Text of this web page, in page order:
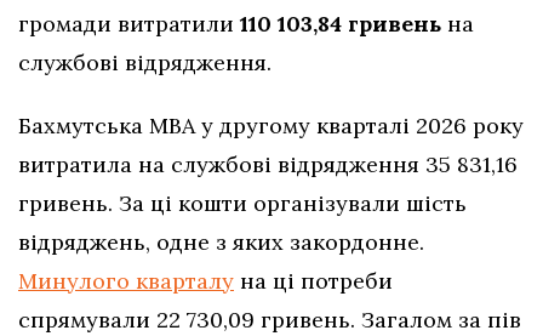
громади витратили 110 103,84 гривень на
службові відрядження.
Бахмутська МВА у другому кварталі 2026 року
витратила на службові відрядження 35 831,16
гривень. За ці кошти організували шість
відряджень, одне з яких закордонне.
Минулого кварталу на ці потреби
спрямували 22 730,09 гривень. Загалом за пів